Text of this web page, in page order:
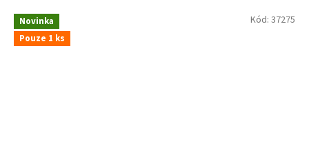
Novinka
Pouze 1 ks
Kód: 37275